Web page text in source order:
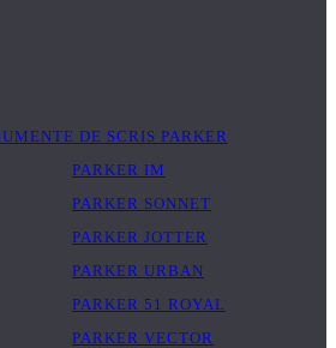
DE SCRIS PARKER
PARKER IM
PARKER SONNET
PARKER JOTTER
PARKER URBAN
PARKER 51 ROYAL
PARKER VECTOR